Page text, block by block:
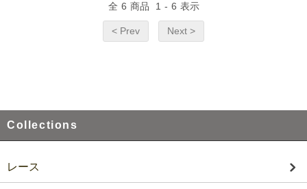
全 6 商品 1 - 6 表示
< Prev Next >
Collections
レース